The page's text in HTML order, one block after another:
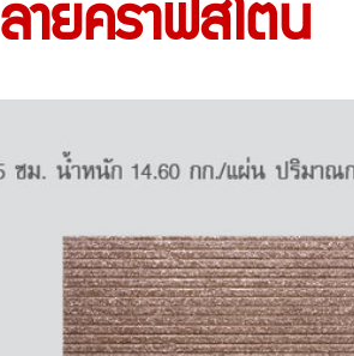
ลายคราฟสโตน